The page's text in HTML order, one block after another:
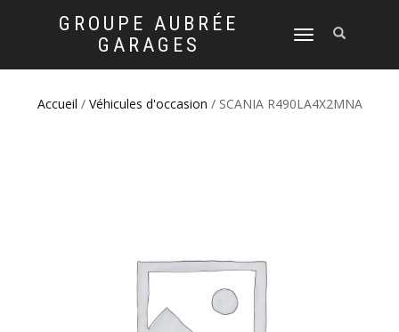
GROUPE AUBRÉE
GARAGES
DÉPLIER
NAVIGATION
Accueil / Véhicules d'occasion / SCANIA R490LA4X2MNA